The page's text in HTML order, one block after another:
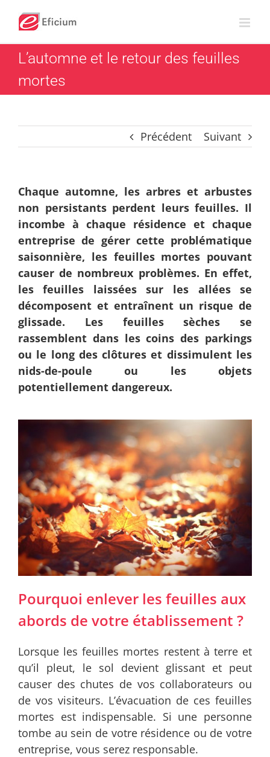
contenu
L’automne et le retour des feuilles
mortes
Précédent Suivant
Chaque automne, les arbres et arbustes
non persistants perdent leurs feuilles. Il
incombe à chaque résidence et chaque
entreprise de gérer cette problématique
saisonnière, les feuilles mortes pouvant
causer de nombreux problèmes. En effet,
les feuilles laissées sur les allées se
décomposent et entraînent un risque de
glissade. Les feuilles sèches se
rassemblent dans les coins des parkings
ou le long des clôtures et dissimulent les
nids-de-poule ou les objets
potentiellement dangereux.
Pourquoi enlever les feuilles aux
abords de votre établissement ?
Lorsque les feuilles mortes restent à terre et
qu’il pleut, le sol devient glissant et peut
causer des chutes de vos collaborateurs ou
de vos visiteurs. L’évacuation de ces feuilles
mortes est indispensable. Si une personne
tombe au sein de votre résidence ou de votre
entreprise, vous serez responsable.